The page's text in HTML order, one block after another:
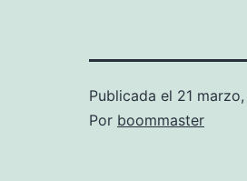
Publicada el 21 marzo,
Por boommaster